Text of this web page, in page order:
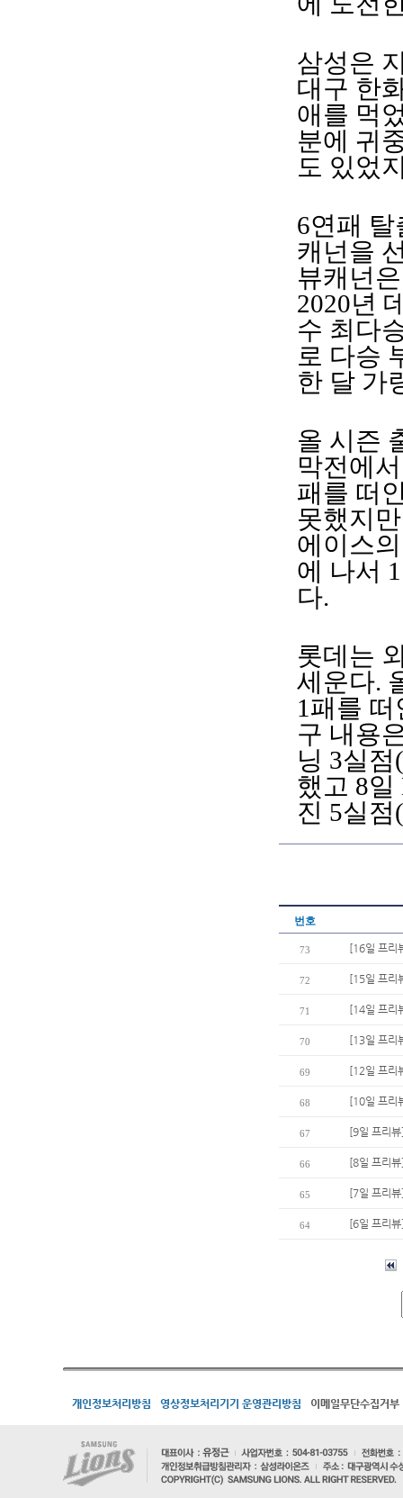
삼성은
대구 한
애를 먹
분에 귀
도 있었
6연패
캐넌을
뷰캐넌
2020년
수 최다
로 다승
한 달 가
올 시즌
막전에
패를 떠
못했지
에이스
에 나서
다.
롯데는
세운다.
1패를
구 내용
닝 3실
했고 8
진 5실
번호
73 [16일 프리
72 [15일 프리
71 [14일 프리
70 [13일 프리
69 [12일 프리
68 [10일 프리
67 [9일 프리
66 [8일 프리
65 [7일 프리뷰
64 [6일 프리
개인정보처리방침 영상정보처리기기 운영관리방침 이메일무단수집거부